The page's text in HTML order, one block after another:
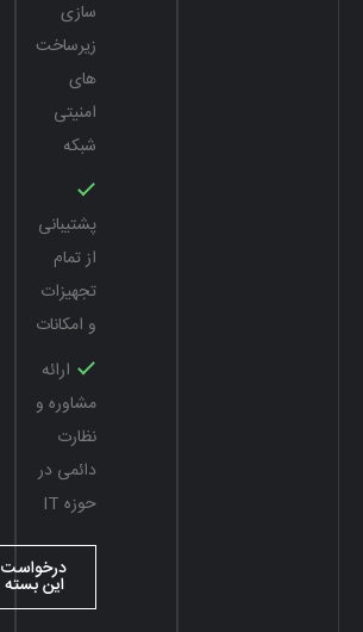
سازی
زیرساخت
های
امنیتی
شبکه
پشتیبانی
از تمام
تجهیزات
و امکانات
ارائه
مشاوره و
نظارت
دائمی در
حوزه IT
درخواست
این بسته